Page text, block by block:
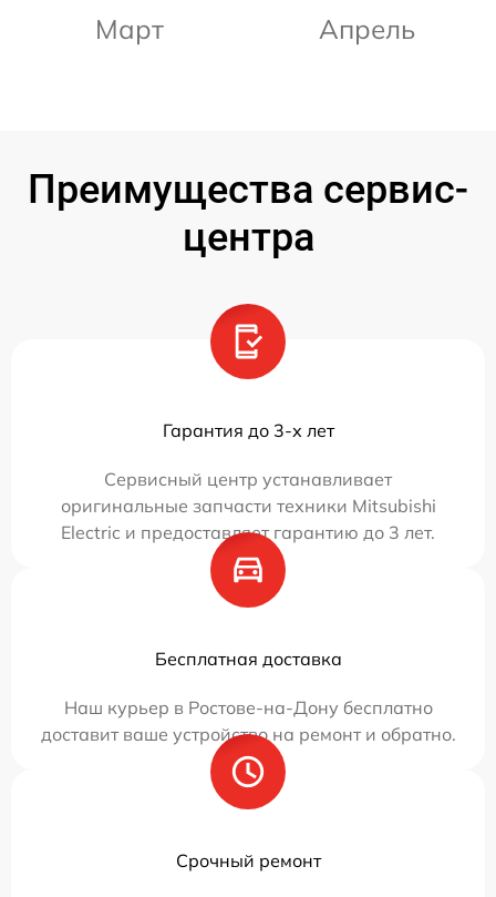
Март Апрель
Преимущества сервис-
центра
Гарантия до 3-х лет
Сервисный центр устанавливает
оригинальные запчасти техники Mitsubishi
Electric и предоставляет гарантию до 3 лет.
Бесплатная доставка
Наш курьер в Ростове-на-Дону бесплатно
доставит ваше устройство на ремонт и обратно.
Срочный ремонт